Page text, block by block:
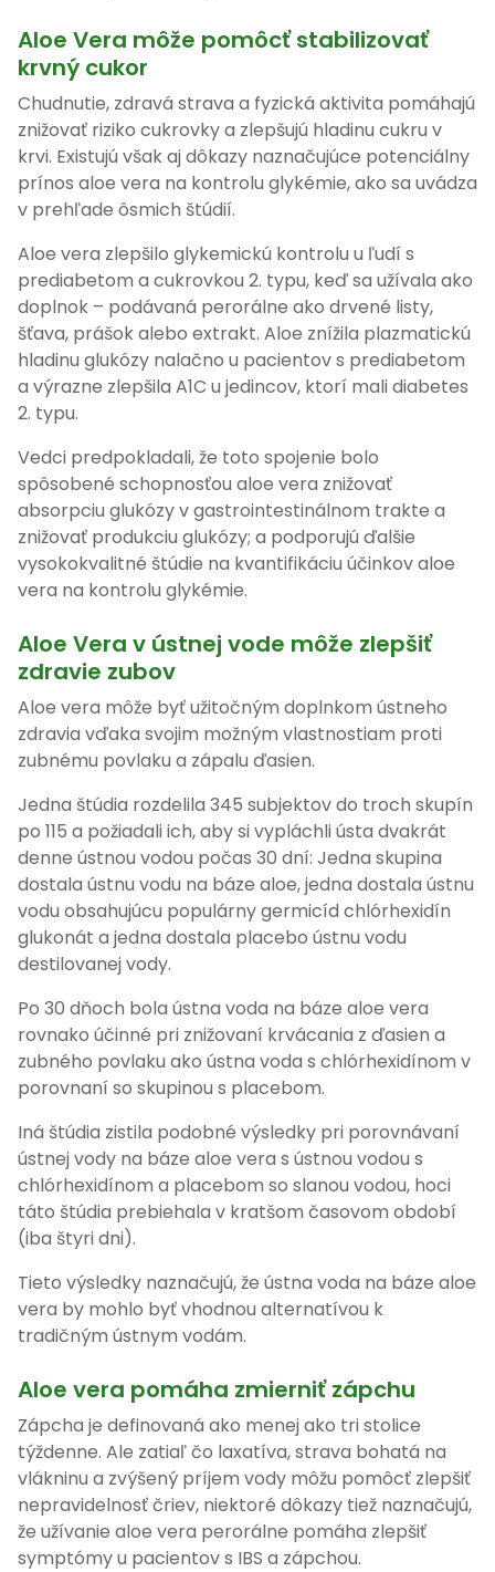
Aloe Vera môže pomôcť stabilizovať
krvný cukor
Chudnutie, zdravá strava a fyzická aktivita pomáhajú
znižovať riziko cukrovky a zlepšujú hladinu cukru v
krvi. Existujú však aj dôkazy naznačujúce potenciálny
prínos aloe vera na kontrolu glykémie, ako sa uvádza
v prehľade ôsmich štúdií.
Aloe vera zlepšilo glykemickú kontrolu u ľudí s
prediabetom a cukrovkou 2. typu, keď sa užívala ako
doplnok – podávaná perorálne ako drvené listy,
šťava, prášok alebo extrakt. Aloe znížila plazmatickú
hladinu glukózy nalačno u pacientov s prediabetom
a výrazne zlepšila A1C u jedincov, ktorí mali diabetes
2. typu.
Vedci predpokladali, že toto spojenie bolo
spôsobené schopnosťou aloe vera znižovať
absorpciu glukózy v gastrointestinálnom trakte a
znižovať produkciu glukózy; a podporujú ďalšie
vysokokvalitné štúdie na kvantifikáciu účinkov aloe
vera na kontrolu glykémie.
Aloe Vera v ústnej vode môže zlepšiť
zdravie zubov
Aloe vera môže byť užitočným doplnkom ústneho
zdravia vďaka svojim možným vlastnostiam proti
zubnému povlaku a zápalu ďasien.
Jedna štúdia rozdelila 345 subjektov do troch skupín
po 115 a požiadali ich, aby si vypláchli ústa dvakrát
denne ústnou vodou počas 30 dní: Jedna skupina
dostala ústnu vodu na báze aloe, jedna dostala ústnu
vodu obsahujúcu populárny germicíd chlórhexidín
glukonát a jedna dostala placebo ústnu vodu
destilovanej vody.
Po 30 dňoch bola ústna voda na báze aloe vera
rovnako účinné pri znižovaní krvácania z ďasien a
zubného povlaku ako ústna voda s chlórhexidínom v
porovnaní so skupinou s placebom.
Iná štúdia zistila podobné výsledky pri porovnávaní
ústnej vody na báze aloe vera s ústnou vodou s
chlórhexidínom a placebom so slanou vodou, hoci
táto štúdia prebiehala v kratšom časovom období
(iba štyri dni).
Tieto výsledky naznačujú, že ústna voda na báze aloe
vera by mohlo byť vhodnou alternatívou k
tradičným ústnym vodám.
Aloe vera pomáha zmierniť zápchu
Zápcha je definovaná ako menej ako tri stolice
týždenne. Ale zatiaľ čo laxatíva, strava bohatá na
vlákninu a zvýšený príjem vody môžu pomôcť zlepšiť
nepravidelnosť čriev, niektoré dôkazy tiež naznačujú,
že užívanie aloe vera perorálne pomáha zlepšiť
symptómy u pacientov s IBS a zápchou.